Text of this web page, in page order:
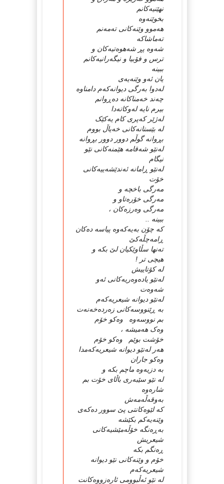
نهێنیه‌کانم
بخوێنه‌وه‌
هه‌موو وێنه‌کانی ته‌مه‌نم
ته‌ماشاکه‌
شه‌وه‌ پڕ شه‌هوه‌تیه‌کان و
ترس و فۆبیا و نیگه‌رانیه‌کانم
ببینه‌
یان ئه‌و وێنه‌یه‌ی
له‌دوا به‌رگی دیوانه‌که‌م دامناوه‌
چه‌ند خه‌مناکانه‌ ده‌ڕوانم
بیرم نایه‌ له‌وکاته‌دا
له‌ژێر که‌پری کام یه‌کێک
له‌ بێستانه‌کانی خه‌یاڵ بووم
بڕوانه‌ گوڵم دوور دوور بڕوانه‌
له‌نێو شه‌قامه‌ هێمنه‌کانی نێو
نیگام
له‌نێو ڕامانه‌ ئه‌ندێشه‌ییه‌کانی
خۆت
مه‌رگی باخچه‌ و
مه‌رگی خۆره‌تاو و
مه‌رگی وه‌رزه‌کان ،
ببینه‌ ..
که‌ چۆن به‌یه‌که‌وه‌ پیاسه‌ ده‌کان
ڕامه‌چڵه‌کێ
ته‌نها سڵاوێکیان لێ بکه‌ و
هیچی تر !
له‌ کۆتاییش
له‌نێو یاده‌وه‌ریه‌کانی ئه‌و
شه‌وه‌ت
له‌نێو دیوانه‌ شیعریه‌که‌م
به‌ ڕێنووسه‌کانی زه‌رده‌خه‌نه‌ت
بم نووسه‌وه‌ وه‌کو خۆم
وه‌ک هه‌میشه‌ ،
خۆشت بوێم وه‌کو خۆم
هه‌ر له‌نێو دیوانه‌ شیعریه‌که‌مدا
وه‌کو جاران
به‌ دزیه‌وه‌ ماچم بکه‌ و
له‌ نێو سێبه‌ری باڵای خۆت بم
شاره‌وه‌
به‌وقه‌ڵه‌مه‌ش
که‌ لێوه‌کانتی پێ سوور ده‌که‌ی
وێنه‌یه‌کم بکێشه‌
به‌ڕه‌نگه‌ خۆڵه‌مێشیه‌کانی
شیعریش
ڕه‌نگم بکه‌
خۆم و وێنه‌کانی نێو دیوانه‌
شیعریه‌که‌م
له‌ نێو ئه‌ڵبوومی ئاره‌زووه‌کانت